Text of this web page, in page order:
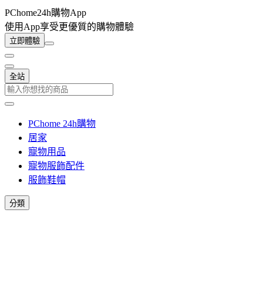
PChome24h購物App
使用App享受更優質的購物體驗
立即體驗
全站
PChome 24h購物
居家
寵物用品
寵物服飾配件
服飾鞋帽
分類